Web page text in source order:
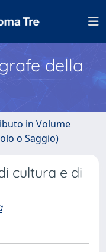
della
in Volume
o Saggio)
cultura e di